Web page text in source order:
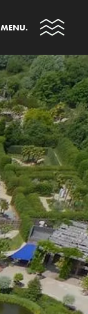
MENU.